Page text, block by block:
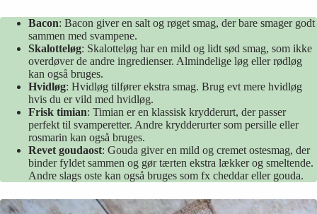
Bacon: Bacon giver en salt og røget smag, der bare smager godt
sammen med svampene.
Skalotteløg: Skalotteløg har en mild og lidt sød smag, som ikke
overdøver de andre ingredienser. Almindelige løg eller rødløg
kan også bruges.
Hvidløg: Hvidløg tilfører ekstra smag. Brug evt mere hvidløg
hvis du er vild med hvidløg.
Frisk timian: Timian er en klassisk krydderurt, der passer
perfekt til svamperetter. Andre krydderurter som persille eller
rosmarin kan også bruges.
Revet goudaost: Gouda giver en mild og cremet ostesmag, der
binder fyldet sammen og gør tærten ekstra lækker og smeltende.
Andre slags oste kan også bruges som fx cheddar eller gouda.